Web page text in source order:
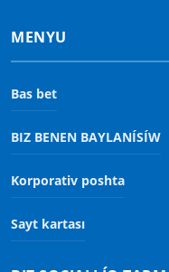
MENYU
Bas bet
BIZ BENEN BAYLANÍSÍW
Korporativ poshta
Sayt kartası